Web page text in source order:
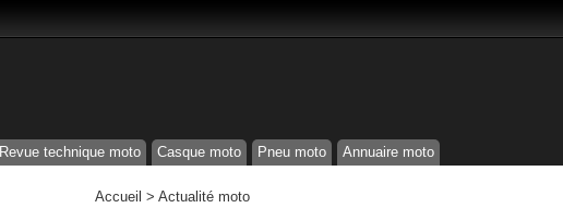
Revue technique moto Casque moto Pneu moto Annuaire moto
Accueil > Actualité moto